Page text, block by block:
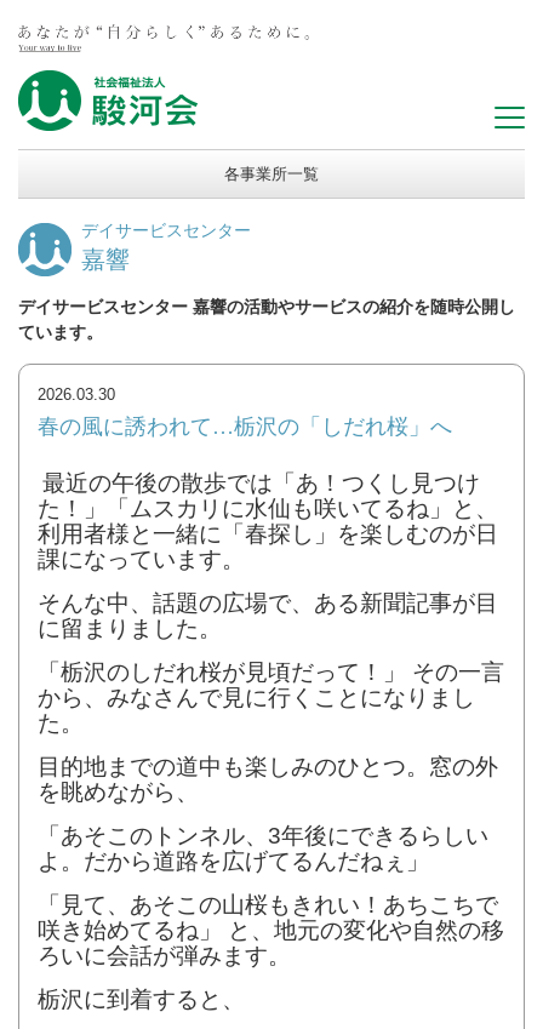
各事業所一覧
デイサービスセンター
嘉響
デイサービスセンター 嘉響の活動やサービスの紹介を随時公開し
ています。
2026.03.30
春の風に誘われて…栃沢の「しだれ桜」へ
最近の午後の散歩では「あ！つくし見つけ
た！」「ムスカリに水仙も咲いてるね」と、
利用者様と一緒に「春探し」を楽しむのが日
課になっています。
そんな中、話題の広場で、ある新聞記事が目
に留まりました。
「栃沢のしだれ桜が見頃だって！」 その一言
から、みなさんで見に行くことになりまし
た。
目的地までの道中も楽しみのひとつ。窓の外
を眺めながら、
「あそこのトンネル、3年後にできるらしい
よ。だから道路を広げてるんだねぇ」
「見て、あそこの山桜もきれい！あちこちで
咲き始めてるね」 と、地元の変化や自然の移
ろいに会話が弾みます。
栃沢に到着すると、